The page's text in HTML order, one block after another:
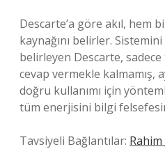
Descarte’a göre akıl, hem
kaynağını belirler.
belirleyen Descarte,
cevap vermekle kalmamış,
doğru kullanımı için
tüm enerjisini bilgi
Tavsiyeli Bağlantılar: